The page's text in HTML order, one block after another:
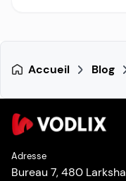
Accueil Blog
Adresse
Bureau 7, 480